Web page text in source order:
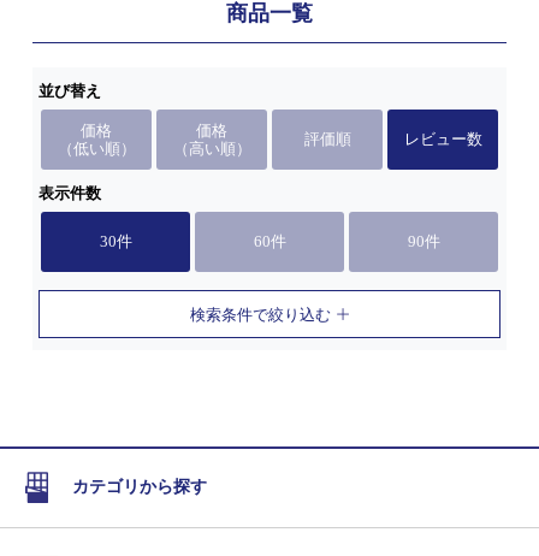
商品一覧
並び替え
価格
（低い順）
価格
（高い順）
評価順 レビュー数
表示件数
30件 60件 90件
検索条件で絞り込む
カテゴリから探す